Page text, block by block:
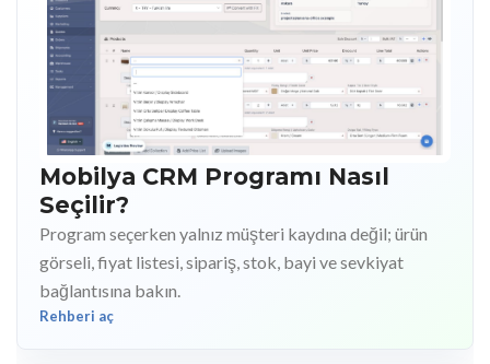
Mobilya CRM Programı Nasıl
Seçilir?
Program seçerken yalnız müşteri kaydına değil; ürün
görseli, fiyat listesi, sipariş, stok, bayi ve sevkiyat
bağlantısına bakın.
Rehberi aç